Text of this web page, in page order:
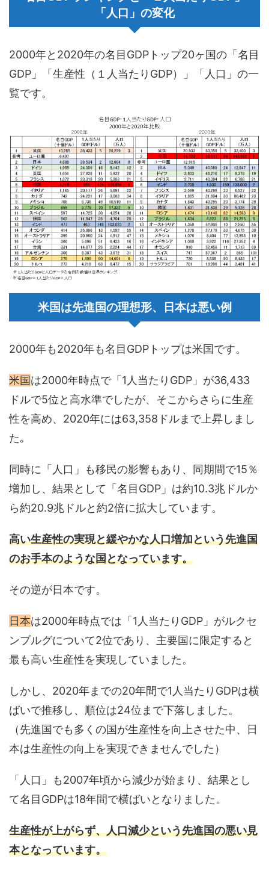
「人口」の変化
2000年と2020年の名目GDPトップ20ヶ国の「名目
GDP」「生産性（１人当たりGDP）」「人口」の一
覧です。
米国は先進国の理想形、日本は悪い例
2000年も2020年も名目GDPトップは米国です。
米国は2000年時点で「1人当たりGDP」が36,433
ドルで5位と高水準でしたが、そこからさらに生産
性を高め、2020年には63,358ドルまで上昇しまし
た｡
同時に「人口」も移民の影響もあり、同期間で15％
増加し、結果として「名目GDP」は約10.3兆ドルか
ら約20.9兆ドルと約2倍に拡大しています。
高い生産性の実現と緩やかな人口増加という先進国
のお手本のような国となっています。
その逆が日本です。
日本は2000年時点では「1人当たりGDP」がルクセ
ンブルグについて2位であり、主要国に限定すると
最も高い生産性を実現していました。
しかし、2020年までの20年間で1人当たりGDPは横
ばいで推移し、順位は24位まで下落しました。
（先進国でも多くの国が生産性を向上させた中、日
本は生産性の向上を実現できませんでした）
「人口」も2007年頃から減少が始まり、結果とし
て名目GDPは18年間で横ばいとなりました。
生産性が上がらず、人口減少という先進国の悪い見
本となっています。